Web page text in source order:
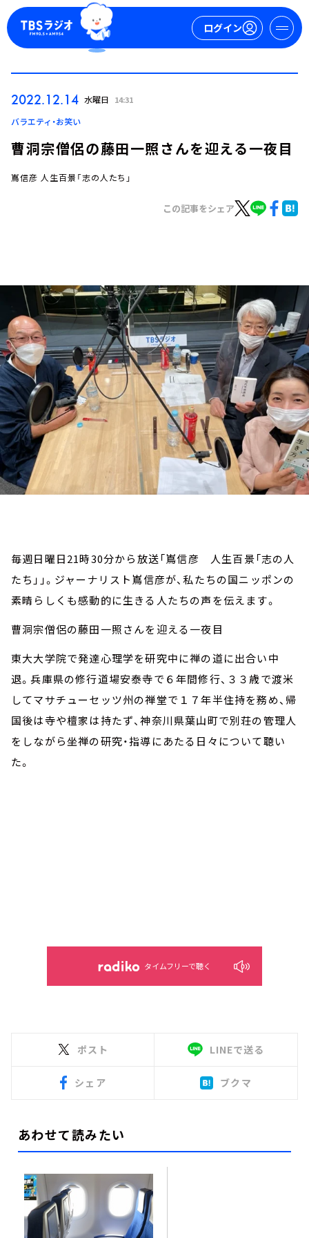
ログイン
ログイン
トピックス
TBS Podcast
お知らせ
イベント・グッズ
YouTube
会社情報
2022.12.14 水曜日 14:31
バラエティ・お笑い
曹洞宗僧侶の藤田一照さんを迎える一夜目
嶌信彦 人生百景「志の人たち」
この記事をシェア
毎週日曜日21時30分から放送「嶌信彦 人生百景「志の人
たち」」。ジャーナリスト嶌信彦が、私たちの国ニッポンの
素晴らしくも感動的に生きる人たちの声を伝えます。
曹洞宗僧侶の藤田一照さんを迎える一夜目
東大大学院で発達心理学を研究中に禅の道に出合い中
退。兵庫県の修行道場安泰寺で６年間修行、３３歳で渡米
してマサチューセッツ州の禅堂で１７年半住持を務め、帰
国後は寺や檀家は持たず、神奈川県葉山町で別荘の管理人
をしながら坐禅の研究・指導にあたる日々について聴い
た。
タイムフリーで聴く
ポスト LINEで送る
シェア ブクマ
あわせて読みたい